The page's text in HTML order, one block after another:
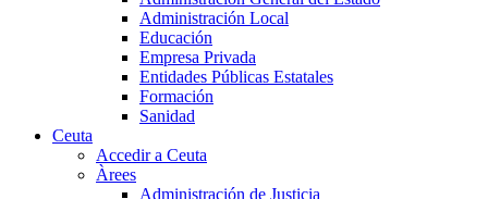
Administración Local
Educación
Empresa Privada
Entidades Públicas Estatales
Formación
Sanidad
Ceuta
Accedir a Ceuta
Àrees
Administración de Justicia